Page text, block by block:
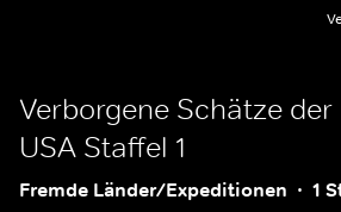
Verborgene Schätze der
USA Staffel 1
Fremde Länder/Expeditionen 1